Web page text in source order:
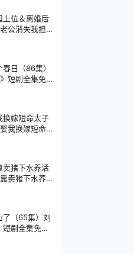
上位＆离婚后
公消失我担
给了顶流（76
枢》短剧全
春日（86集）
短剧全集免
换嫁短命太子
我换嫁短命
集）AI短剧》
看
卖猪下水养活
卖猪下水养
杨霖＆牛欣欣
》短剧全集
了（65集）刘
剧全集免费